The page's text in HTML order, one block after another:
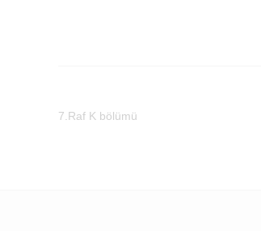
7.Raf K bölümü